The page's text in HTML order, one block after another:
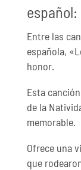
español:
Entre las
española,
honor.
Esta
de la
memorable.
Ofrece una
que